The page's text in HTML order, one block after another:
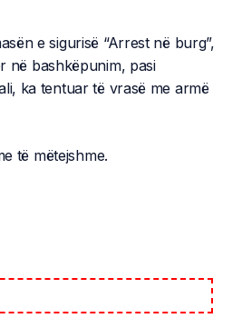
e sigurisë “Arrest në burg”,
në bashkëpunim, pasi
ka tentuar të vrasë me armë
të mëtejshme.